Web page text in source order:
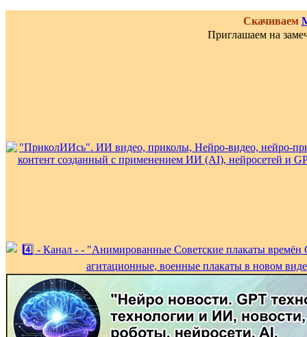
Скачиваем
Приглашаем на